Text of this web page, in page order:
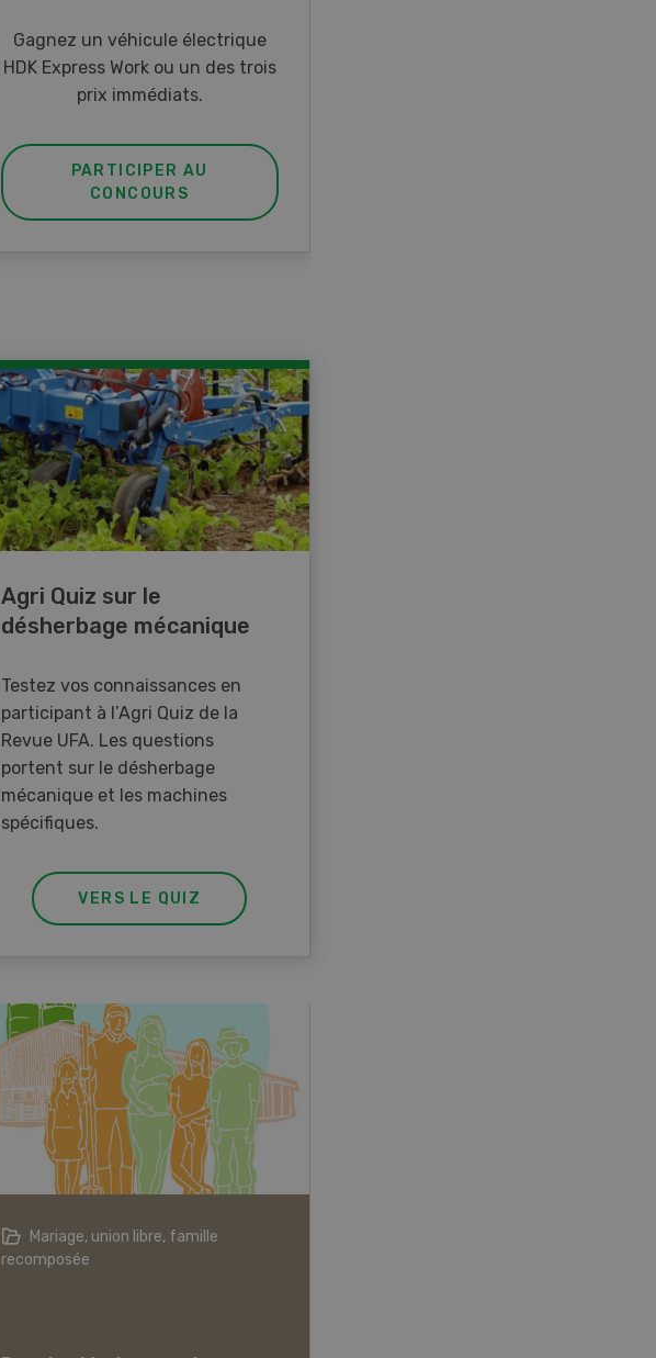
de poche LANDI
PARTICIPER AU
CONCOURS
Agri Quiz sur le
désherbage mécanique
Testez vos connaissances en
participant à l’Agri Quiz de la
Revue UFA. Les questions
portent sur le désherbage
mécanique et les machines
spécifiques.
VERS LE QUIZ
Start-up